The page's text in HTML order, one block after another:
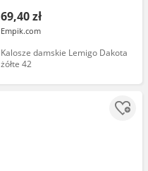
69,40 zł
Empik.com
Kalosze damskie Lemigo Dakota
żółte 42